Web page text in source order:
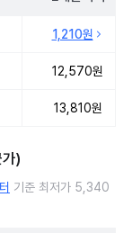
1,210원
12,570원
13,810원
)
기준 최저가 5,340